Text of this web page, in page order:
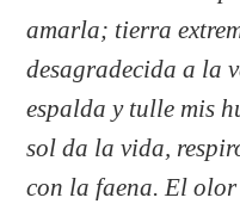
amarla; tierra
desagradecida a la
espalda y tulle mis
sol da la vida,
con la faena. El